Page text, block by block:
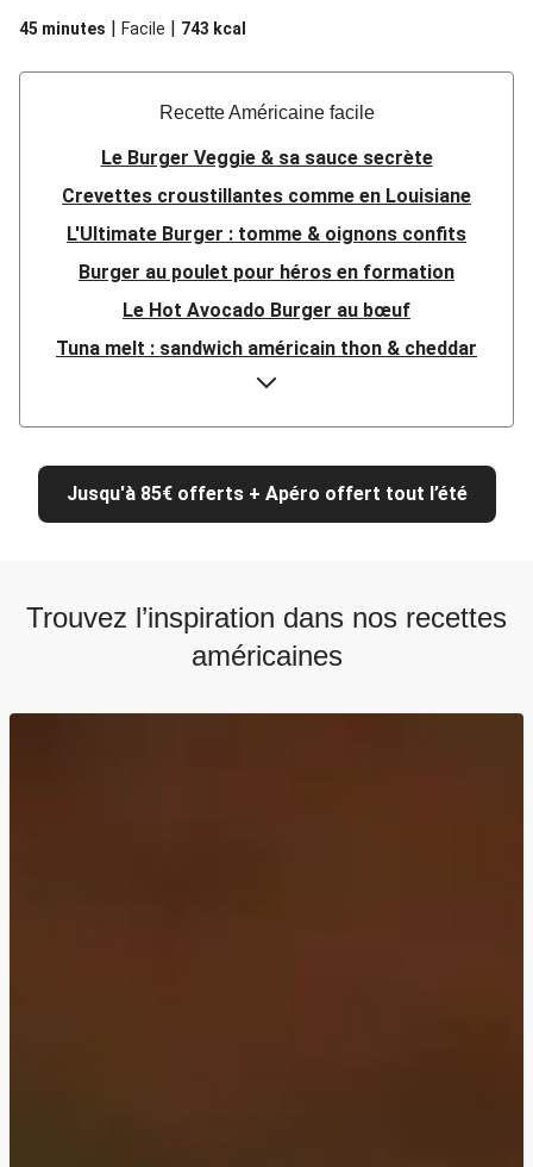
45 minutes | Facile | 743 kcal
Recette Américaine facile
Le Burger Veggie & sa sauce secrète
Crevettes croustillantes comme en Louisiane
L'Ultimate Burger : tomme & oignons confits
Burger au poulet pour héros en formation
Le Hot Avocado Burger au bœuf
Tuna melt : sandwich américain thon & cheddar
Burger à la mozza panée & avocat
Sandwich au porc effiloché & aïoli
Bagel façon BLT (bacon, lettuce, tomato)
Bagel avocat, poulet & roquette
Salade au poulet à la méditerranéenne et aux
Pizza au bœuf haché et aux épinards sur naan
Jusqu'à 85€ offerts + Apéro offert tout l’été
Trouvez l’inspiration dans nos recettes
américaines